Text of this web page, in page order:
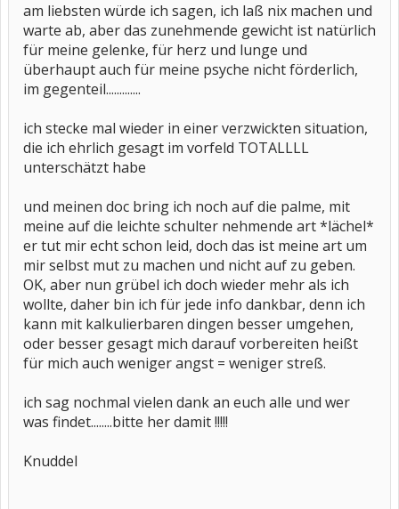
am liebsten würde ich sagen, ich laß nix machen und
warte ab, aber das zunehmende gewicht ist natürlich
für meine gelenke, für herz und lunge und
überhaupt auch für meine psyche nicht förderlich,
im gegenteil.............
ich stecke mal wieder in einer verzwickten situation,
die ich ehrlich gesagt im vorfeld TOTALLLL
unterschätzt habe
und meinen doc bring ich noch auf die palme, mit
meine auf die leichte schulter nehmende art *lächel*
er tut mir echt schon leid, doch das ist meine art um
mir selbst mut zu machen und nicht auf zu geben.
OK, aber nun grübel ich doch wieder mehr als ich
wollte, daher bin ich für jede info dankbar, denn ich
kann mit kalkulierbaren dingen besser umgehen,
oder besser gesagt mich darauf vorbereiten heißt
für mich auch weniger angst = weniger streß.
ich sag nochmal vielen dank an euch alle und wer
was findet........bitte her damit !!!!!
Knuddel